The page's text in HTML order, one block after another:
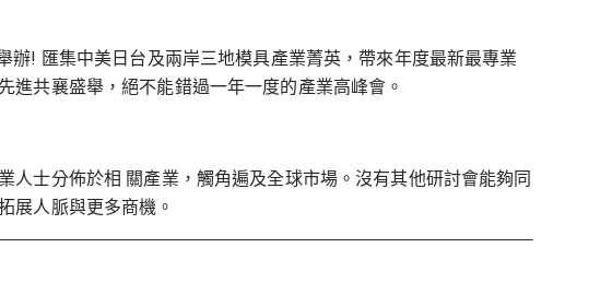
! 匯集中美日台及兩岸三地模具產業菁英，帶來年度最新最專業
共襄盛舉，絕不能錯過一年一度的產業高峰會。
士分佈於相 關產業，觸角遍及全球市場。沒有其他研討會能夠同
展人脈與更多商機。